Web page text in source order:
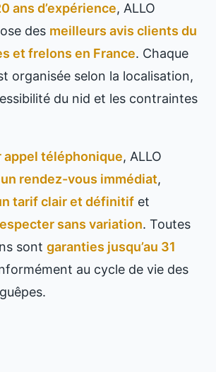
ans d’expérience, ALLO
des meilleurs avis clients du
et frelons en France. Chaque
organisée selon la localisation,
du nid et les contraintes
appel téléphonique, ALLO
un rendez-vous immédiat,
tarif clair et définitif et
sans variation. Toutes
sont garanties jusqu’au 31
au cycle de vie des